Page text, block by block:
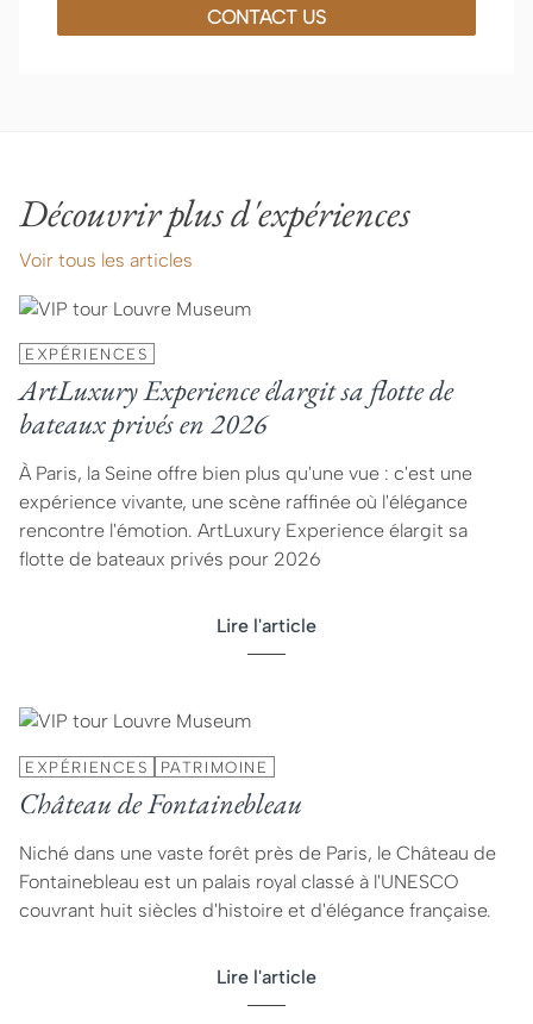
CONTACT US
Découvrir plus d'expériences
Voir tous les articles
EXPÉRIENCES
ArtLuxury Experience élargit sa flotte de
bateaux privés en 2026
À Paris, la Seine offre bien plus qu'une vue : c'est une
expérience vivante, une scène raffinée où l'élégance
rencontre l'émotion. ArtLuxury Experience élargit sa
flotte de bateaux privés pour 2026
Lire l'article
EXPÉRIENCES PATRIMOINE
Château de Fontainebleau
Niché dans une vaste forêt près de Paris, le Château de
Fontainebleau est un palais royal classé à l'UNESCO
couvrant huit siècles d'histoire et d'élégance française.
Lire l'article